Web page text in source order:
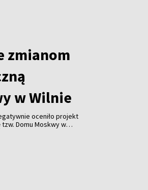
zmianom
w Wilnie
oceniło projekt
Domu Moskwy w